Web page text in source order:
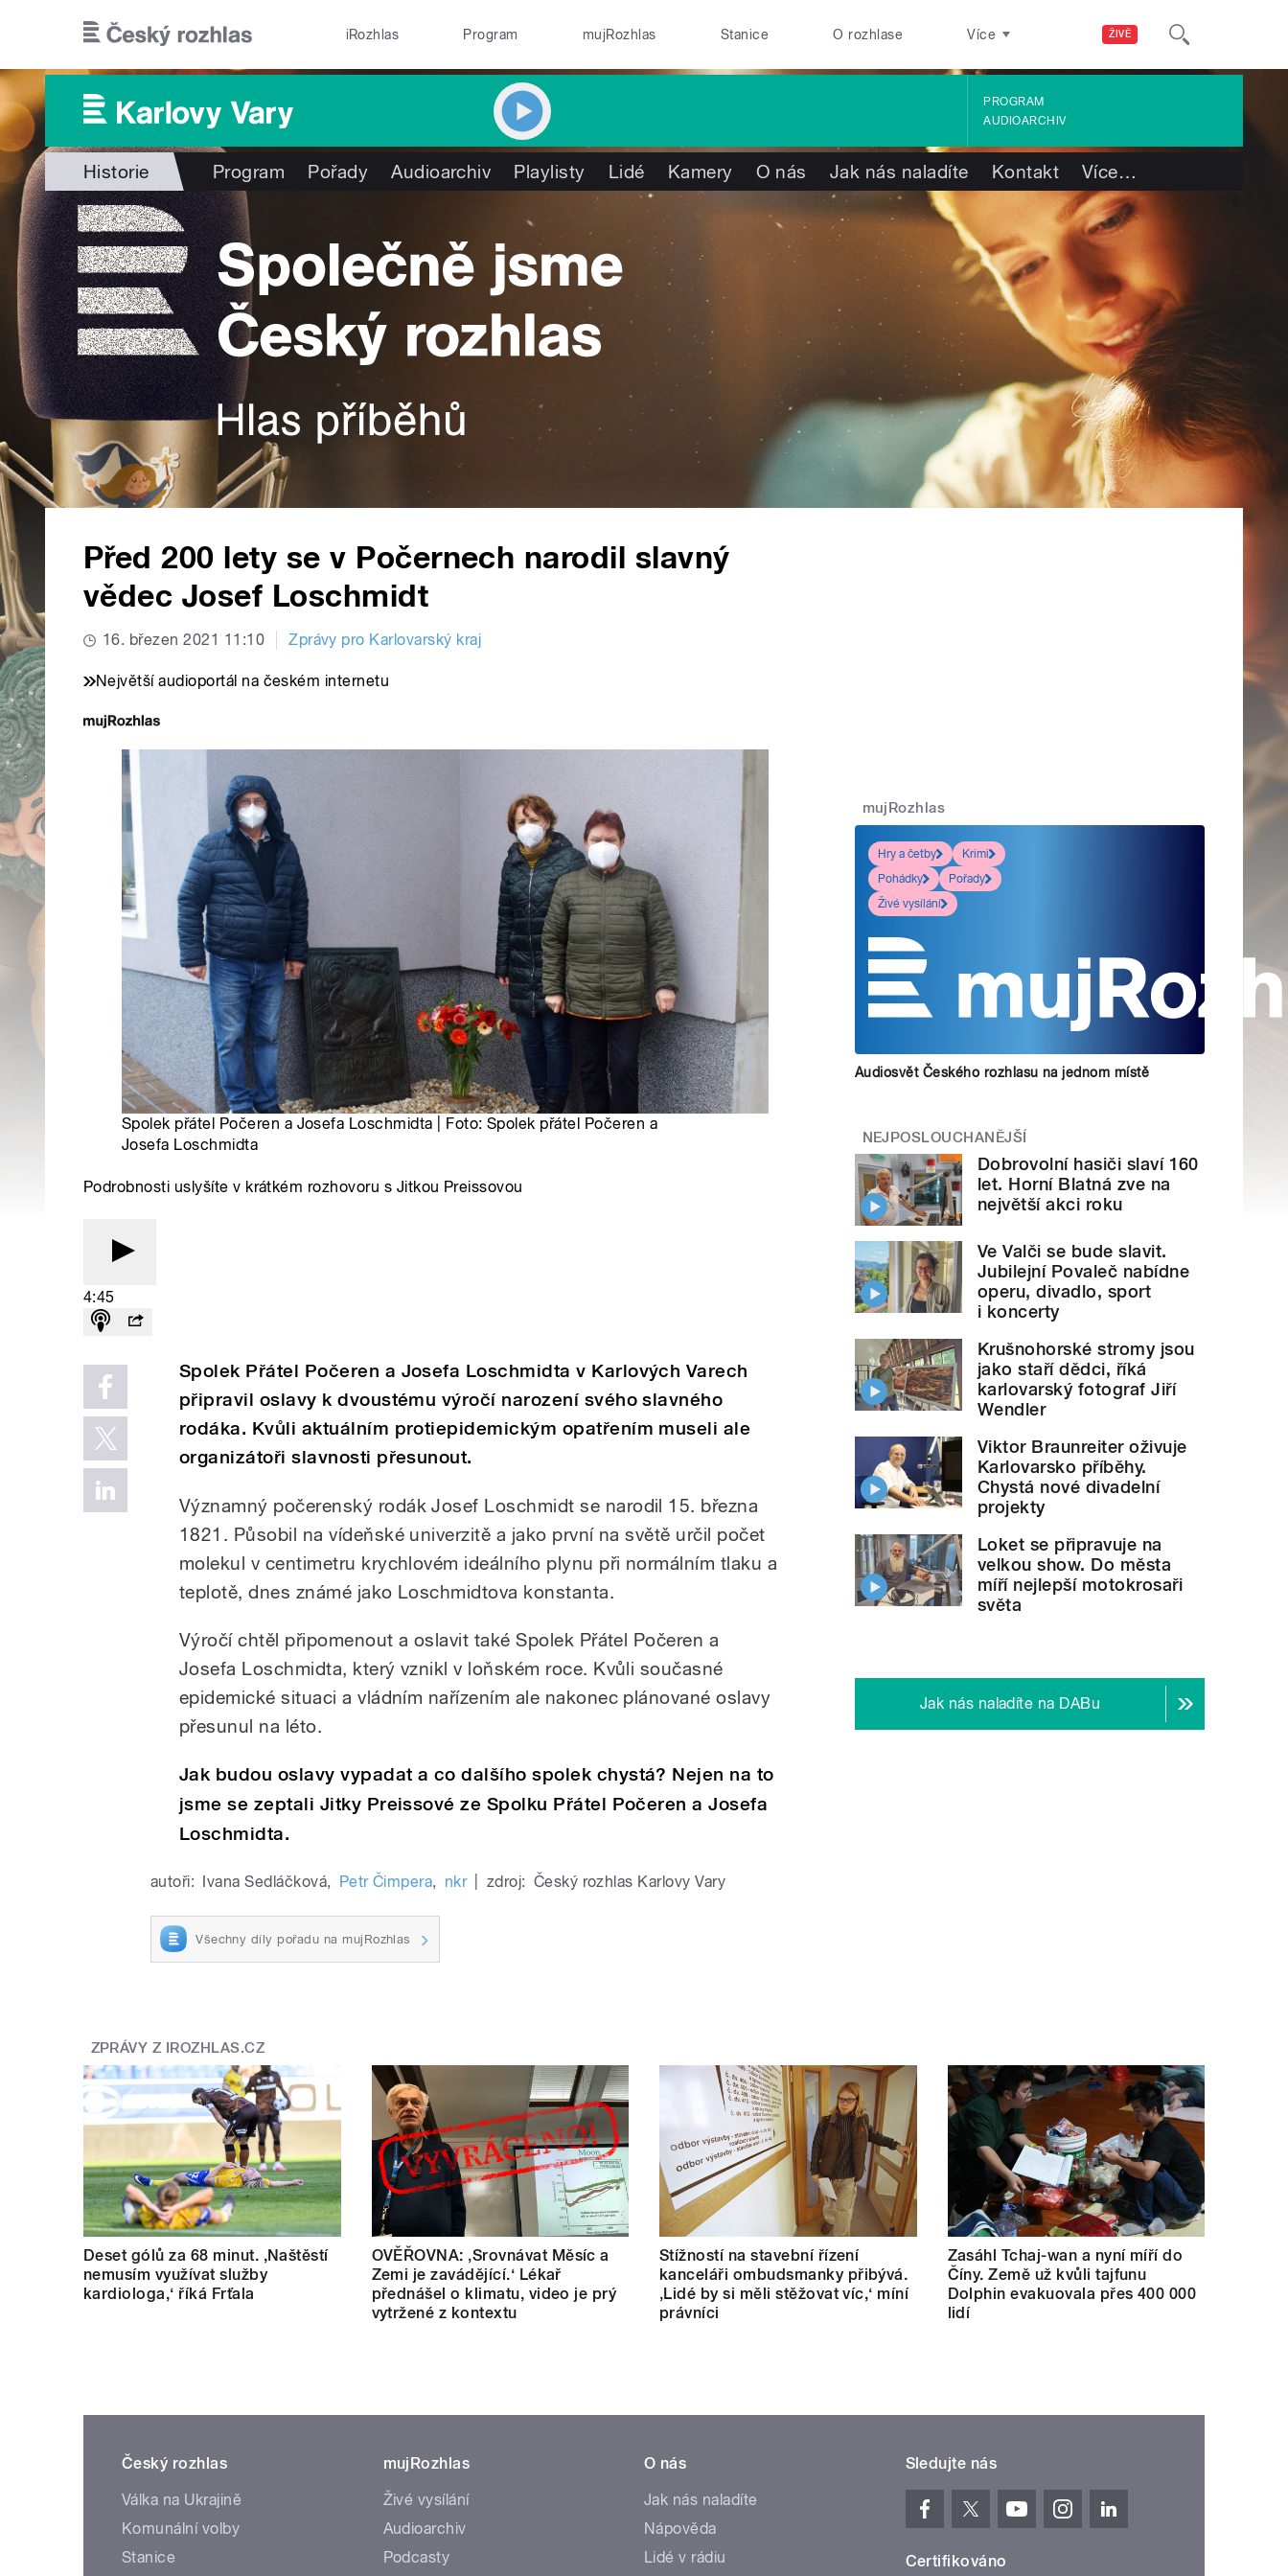
ŽIVĚ
iRozhlas Program mujRozhlas Stanice O rozhlase Více
PROGRAM
AUDIOARCHIV
Historie Program Pořady Audioarchiv Playlisty Lidé Kamery O nás Jak nás naladíte Kontakt Více…
Před 200 lety se v Počernech narodil slavný
vědec Josef Loschmidt
16. březen 2021 11:10 Zprávy pro Karlovarský kraj
Největší audioportál na českém internetu
Spolek přátel Počeren a Josefa Loschmidta | Foto: Spolek přátel Počeren a
Josefa Loschmidta
Podrobnosti uslyšíte v krátkém rozhovoru s Jitkou Preissovou
4:45
Spolek Přátel Počeren a Josefa Loschmidta v Karlových Varech
připravil oslavy k dvoustému výročí narození svého slavného
rodáka. Kvůli aktuálním protiepidemickým opatřením museli ale
organizátoři slavnosti přesunout.
Významný počerenský rodák Josef Loschmidt se narodil 15. března
1821. Působil na vídeňské univerzitě a jako první na světě určil počet
molekul v centimetru krychlovém ideálního plynu při normálním tlaku a
teplotě, dnes známé jako Loschmidtova konstanta.
Výročí chtěl připomenout a oslavit také Spolek Přátel Počeren a
Josefa Loschmidta, který vznikl v loňském roce. Kvůli současné
epidemické situaci a vládním nařízením ale nakonec plánované oslavy
přesunul na léto.
Jak budou oslavy vypadat a co dalšího spolek chystá? Nejen na to
jsme se zeptali Jitky Preissové ze Spolku Přátel Počeren a Josefa
Loschmidta.
autoři: Ivana Sedláčková, Petr Čimpera, nkr zdroj: Český rozhlas Karlovy Vary
Všechny díly pořadu na mujRozhlas
mujRozhlas
Hry a četby
Krimi
Pohádky
Pořady
Živé vysílání
Audiosvět Českého rozhlasu na jednom místě
NEJPOSLOUCHANĚJŠÍ
Dobrovolní hasiči slaví 160
let. Horní Blatná zve na
největší akci roku
Ve Valči se bude slavit.
Jubilejní Povaleč nabídne
operu, divadlo, sport
i koncerty
Krušnohorské stromy jsou
jako staří dědci, říká
karlovarský fotograf Jiří
Wendler
Viktor Braunreiter oživuje
Karlovarsko příběhy.
Chystá nové divadelní
projekty
Loket se připravuje na
velkou show. Do města
míří nejlepší motokrosaři
světa
Jak nás naladíte na DABu
ZPRÁVY Z IROZHLAS.CZ
Deset gólů za 68 minut. ,Naštěstí
nemusím využívat služby
kardiologa,‘ říká Frťala
OVĚŘOVNA: ‚Srovnávat Měsíc a
Zemi je zavádějící.‘ Lékař
přednášel o klimatu, video je prý
vytržené z kontextu
Stížností na stavební řízení
kanceláři ombudsmanky přibývá.
‚Lidé by si měli stěžovat víc,‘ míní
právníci
Zasáhl Tchaj-wan a nyní míří do
Číny. Země už kvůli tajfunu
Dolphin evakuovala přes 400 000
lidí
Český rozhlas
Válka na Ukrajině
Komunální volby
Stanice
mujRozhlas
Živé vysílání
Audioarchiv
Podcasty
O nás
Jak nás naladíte
Nápověda
Lidé v rádiu
Sledujte nás
Certifikováno